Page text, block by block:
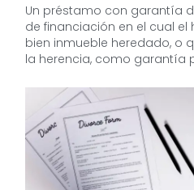
Un préstamo con garantía
de financiación en el cual el
bien inmueble heredado, o
la herencia, como garantía